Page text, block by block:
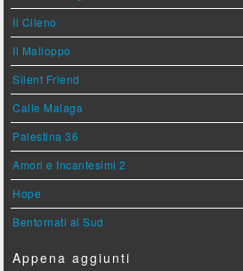
Il Cileno
Il Malloppo
Silent Friend
Calle Malaga
Palestina 36
Amori e Incantesimi 2
Hope
Bentornati al Sud
Appena aggiunti